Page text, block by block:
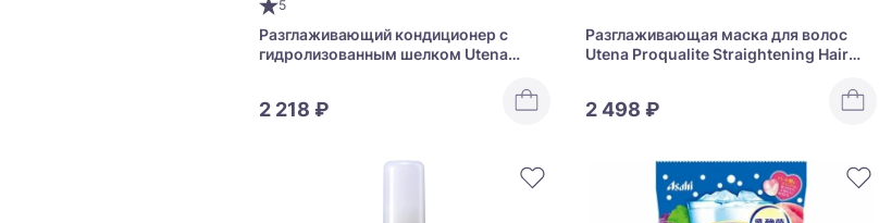
5
Разглаживающий кондиционер с
гидролизованным шелком Utena
2 218 ₽
Разглаживающая маска для волос
Utena Proqualite Straightening Hair
2 498 ₽